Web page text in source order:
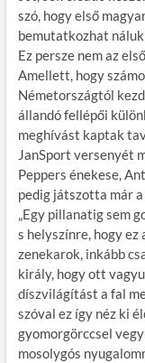
szó, hogy első
bemutatkozhat
Ez persze nem az
Amellett, hogy
Németországtól
állandó fellépői
meghívást kaptak
JanSport versenyét
Peppers énekese,
pedig játszotta már
„Egy pillanatig sem
s helyszínre, hogy
zenekarok, inkább
király, hogy ott
díszvilágítást a fal
szóval ez így néz ki
gyomorgörccsel
mosolygós